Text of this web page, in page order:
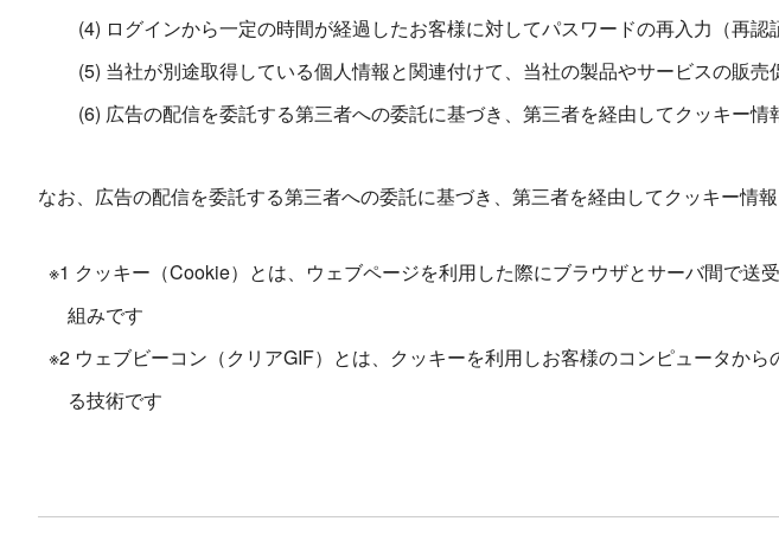
(4) ログインから一定の時間が経過したお客様に対してパスワードの再入力（再
(5) 当社が別途取得している個人情報と関連付けて、当社の製品やサービスの販売
(6) 広告の配信を委託する第三者への委託に基づき、第三者を経由してクッキー
なお、広告の配信を委託する第三者への委託に基づき、第三者を経由してクッキー情
※1 クッキー（Cookie）とは、ウェブページを利用した際にブラウザとサーバ間で
組みです
※2 ウェブビーコン（クリアGIF）とは、クッキーを利用しお客様のコンピュータか
る技術です